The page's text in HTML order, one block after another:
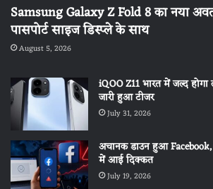
Samsung Galaxy Z Fold 8 का नया
पासपोर्ट साइज डिस्प्ले के साथ
August 5, 2026
iQOO Z11 भारत में जल्द
जारी हुआ टीजर
July 31, 2026
अचानक डाउन हुआ
में आई दिक्कत
July 19, 2026